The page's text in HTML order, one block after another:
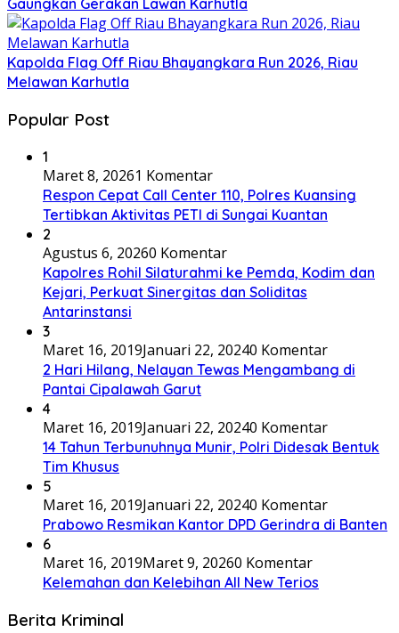
Gaungkan Gerakan Lawan Karhutla
Kapolda Flag Off Riau Bhayangkara Run 2026, Riau
Melawan Karhutla
Popular Post
1
Maret 8, 20261 Komentar
Respon Cepat Call Center 110, Polres Kuansing
Tertibkan Aktivitas PETI di Sungai Kuantan
2
Agustus 6, 20260 Komentar
Kapolres Rohil Silaturahmi ke Pemda, Kodim dan
Kejari, Perkuat Sinergitas dan Soliditas
Antarinstansi
3
Maret 16, 2019Januari 22, 20240 Komentar
2 Hari Hilang, Nelayan Tewas Mengambang di
Pantai Cipalawah Garut
4
Maret 16, 2019Januari 22, 20240 Komentar
14 Tahun Terbunuhnya Munir, Polri Didesak Bentuk
Tim Khusus
5
Maret 16, 2019Januari 22, 20240 Komentar
Prabowo Resmikan Kantor DPD Gerindra di Banten
6
Maret 16, 2019Maret 9, 20260 Komentar
Kelemahan dan Kelebihan All New Terios
Berita Kriminal